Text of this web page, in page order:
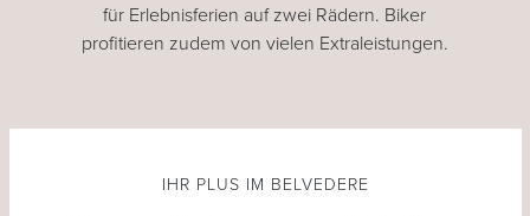
für Erlebnisferien auf zwei Rädern. Biker
profitieren zudem von vielen Extraleistungen.
IHR PLUS IM BELVEDERE